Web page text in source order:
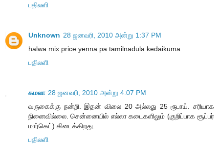
பதிலளி
Unknown 28 ஜனவரி, 2010 அன்று 1:37 PM
halwa mix price yenna pa tamilnadula kedaikuma
பதிலளி
கமலா 28 ஜனவரி, 2010 அன்று 4:07 PM
வருகைக்கு நன்றி. இதன் விலை 20 அல்லது 25 ரூபாய். சரியாக
நினைவில்லை. சென்னையில் எல்லா கடைகளிலும் (குறிப்பாக சூப்பர்
மார்கெட்) கிடைக்கிறது.
பதிலளி